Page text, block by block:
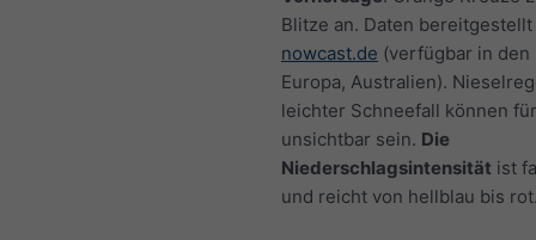
Blitze an. Daten
nowcast.de (verfügbar in den
Europa, Australien).
leichter Schneefall können
unsichtbar sein. Die
Niederschlagsintensität ist
und reicht von hellblau bis